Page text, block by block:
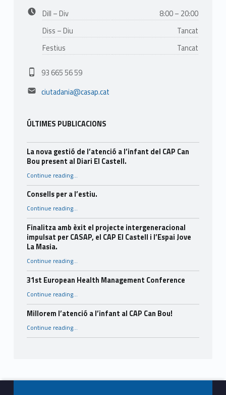
Dill – Div
8:00 – 20:00
Diss – Diu
Tancat
Festius
Tancat
Phone number:
93 665 56 59
Email address:
ciutadania@casap.cat
ÚLTIMES PUBLICACIONS
La nova gestió de l’atenció a l’infant del CAP Can
Bou present al Diari El Castell.
Continue reading“La nova gestió de l’atenció a l’infant del CAP Can Bou present al Diari El Castell.”
…
Consells per a l’estiu.
Continue reading…
Finalitza amb èxit el projecte intergeneracional
impulsat per CASAP, el CAP El Castell i l’Espai Jove
La Masia.
Continue reading“Finalitza amb èxit el projecte intergeneracional impulsat per CASAP, el CAP El Castell i l’Espai Jove La Masia.”
…
31st European Health Management Conference
Continue reading“31st European Health Management Conference”
…
Millorem l’atenció a l’infant al CAP Can Bou!
Continue reading“Millorem l’atenció a l’infant al CAP Can Bou!”
…
Footer info sidebar